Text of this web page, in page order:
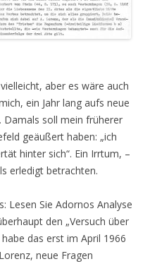
aber es wäre auch
ein Jahr lang aufs neue
Damals soll mein früherer
geäußert haben: „ich
hinter sich“. Ein Irrtum, –
erledigt betrachten.
Lesen Sie Adornos Analyse
den „Versuch über
das erst im April 1966
neue Fragen